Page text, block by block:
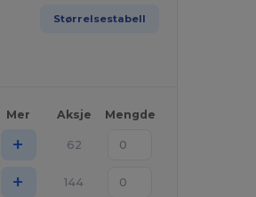
Størrelsestabell
Mer Aksje Mengde
+ 62
+ 144